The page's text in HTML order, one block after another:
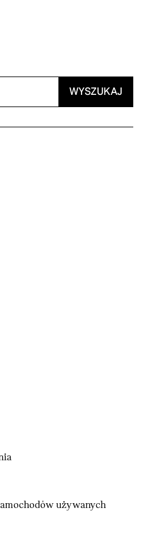
WYSZUKAJ
używanych